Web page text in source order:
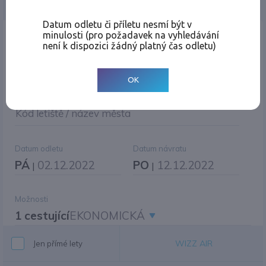
Místo odletu
Kód letiště / název města
Datum odletu
PÁ | 02.12.2022
Datum návratu
PO | 12.12.2022
Možnosti
1 cestujícíEKONOMICKÁ
Jen přímé lety WIZZ AIR
Datum odletu či příletu nesmí být v
minulosti (pro požadavek na vyhledávání
není k dispozici žádný platný čas odletu)
OK